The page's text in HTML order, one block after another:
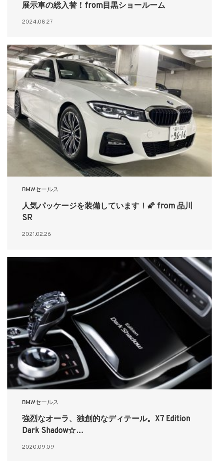
展示車の総入替！from目黒ショールーム
2024.08.27
BMWセールス
人気パッケージを装備しています！🌠 from 品川
SR
2021.02.26
BMWセールス
強烈なオーラ、独創的なディテール。X7 Edition
Dark Shadow☆…
2020.09.09